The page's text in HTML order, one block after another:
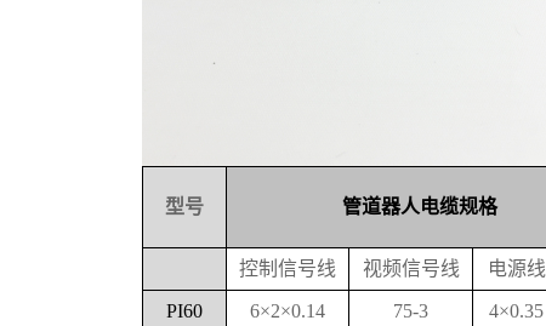
型号 管道器人电缆规格
控制信号线 视频信号线 电源线
PI60 6×2×0.14 75-3 4×0.35